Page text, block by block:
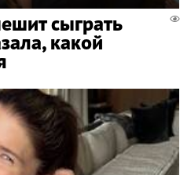
сыграть
какой